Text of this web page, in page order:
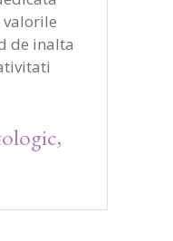
valorile
de inalta